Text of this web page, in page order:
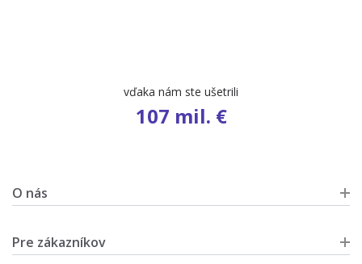
počet ponúk
9 631
O nás
Pre zákazníkov